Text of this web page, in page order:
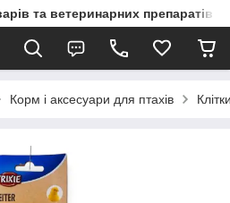
та ветеринарних препаратів
Корм і аксесуари для птахів